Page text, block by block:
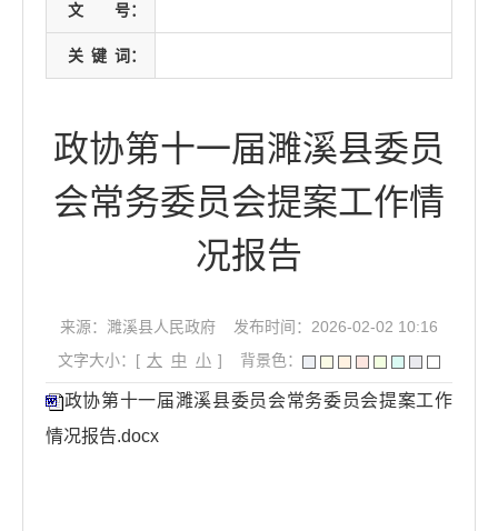
文 号：
关 键 词：
政协第十一届濉溪县委员
会常务委员会提案工作情
况报告
来源：濉溪县人民政府
发布时间：2026-02-02 10:16
文字大小：[ 大 中 小 ] 背景色：
政协第十一届濉溪县委员会常务委员会提案工作
情况报告.docx